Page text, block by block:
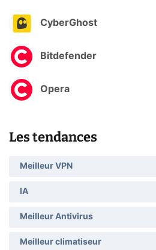
CyberGhost
Bitdefender
Opera
Les tendances
Meilleur VPN
IA
Meilleur Antivirus
Meilleur climatiseur